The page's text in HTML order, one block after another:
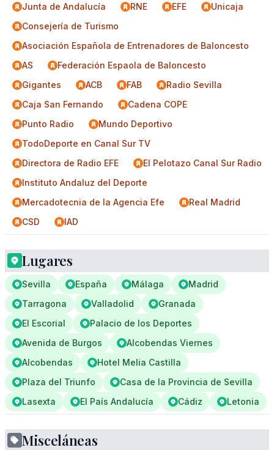
Junta de Andalucía
RNE EFE
Unicaja
Consejería de Turismo
Asociación Española de Entrenadores de Baloncesto
AS
Federación Espaola de Baloncesto
Gigantes
ACB FAB
Radio Sevilla
Caja San Fernando
Cadena COPE
Punto Radio
Mundo Deportivo
TodoDeporte en Canal Sur TV
Directora de Radio EFE
El Pelotazo Canal Sur Radio
Instituto Andaluz del Deporte
Mercadotecnia de la Agencia Efe
Real Madrid
CSD
IAD
Lugares
Sevilla España Málaga
Madrid
Tarragona
Valladolid
Granada
El Escorial
Palacio de los Deportes
Avenida de Burgos
Alcobendas Viernes
Alcobendas
Hotel Melia Castilla
Plaza del Triunfo
Casa de la Provincia de Sevilla
Lasexta
El País Andalucía Cádiz Letonia
Misceláneas